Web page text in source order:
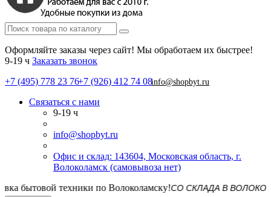
Оформляйте заказы через сайт! Мы обработаем их быстрее!
9-19 ч Заказать звонок
+7 (495) 778 23 76+7 (926) 412 74 08info@shopbyt.ru
Связаться с нами
9-19 ч
info@shopbyt.ru
Офис и склад: 143604, Московская область, г.
Волоколамск (самовывоза нет)
СО СКЛАДА В